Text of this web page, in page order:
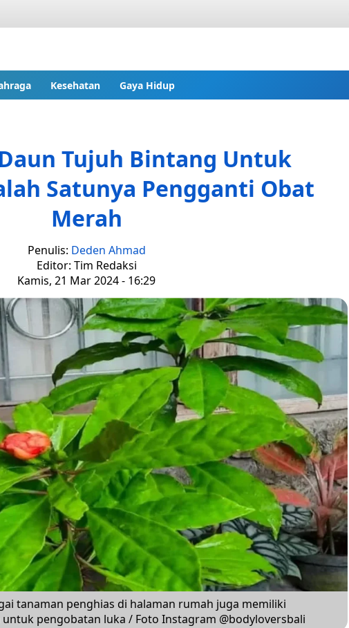
Kesehatan Gaya Hidup
Tujuh Bintang Untuk
Satunya Pengganti Obat
Merah
Penulis: Deden Ahmad
Editor: Tim Redaksi
Kamis, 21 Mar 2024 - 16:29
tanaman penghias di halaman rumah juga memiliki
pengobatan luka / Foto Instagram @bodyloversbali